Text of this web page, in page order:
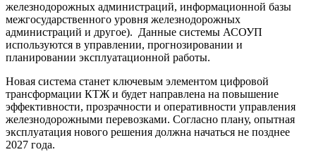
железнодорожных администраций, информационной базы
межгосударственного уровня железнодорожных
администраций и другое). Данные системы АСОУП
используются в управлении, прогнозировании и
планировании эксплуатационной работы.
Новая система станет ключевым элементом цифровой
трансформации КТЖ и будет направлена на повышение
эффективности, прозрачности и оперативности управления
железнодорожными перевозками. Согласно плану, опытная
эксплуатация нового решения должна начаться не позднее
2027 года.